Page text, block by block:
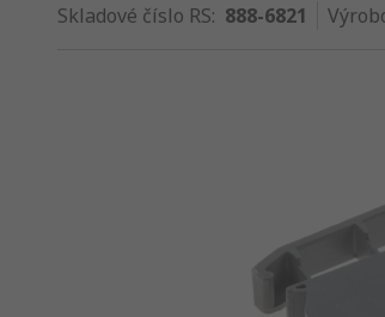
Skladové číslo RS: 888-6821